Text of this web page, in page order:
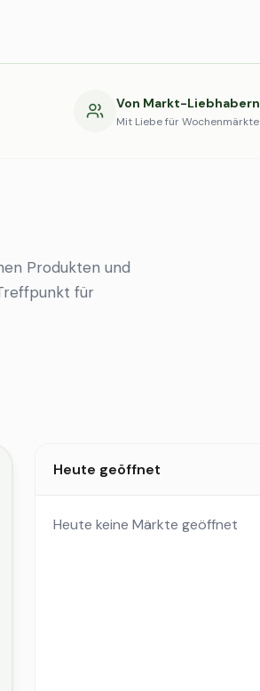
Von Markt-Liebhabern
Mit Liebe für Wochenmärkte
Produkten und
für
Heute geöffnet
Heute keine Märkte geöffnet